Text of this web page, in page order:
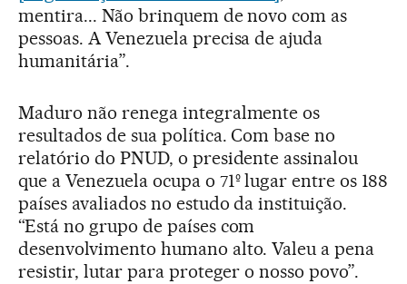
mentira... Não brinquem de novo com as
pessoas. A Venezuela precisa de ajuda
humanitária”.
Maduro não renega integralmente os
resultados de sua política. Com base no
relatório do PNUD, o presidente assinalou
que a Venezuela ocupa o 71º lugar entre os 188
países avaliados no estudo da instituição.
“Está no grupo de países com
desenvolvimento humano alto. Valeu a pena
resistir, lutar para proteger o nosso povo”.